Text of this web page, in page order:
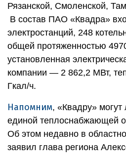
Рязанской, Смоленской,
В состав ПАО «Квадра»
электростанций, 248
общей протяженностью
установленная
компании — 2 862,2 МВт,
Гкал/ч.
Напомним, «Квадру» могут
единой теплоснабжающей
Об этом недавно в
заявил глава региона